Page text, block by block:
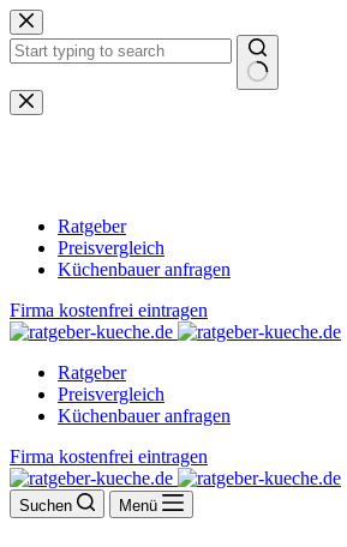
Zum
Inhalt
springen
Keine
Ergebnisse
Ratgeber
Preisvergleich
Küchenbauer anfragen
Firma kostenfrei eintragen
Ratgeber
Preisvergleich
Küchenbauer anfragen
Firma kostenfrei eintragen
Suchen Menü